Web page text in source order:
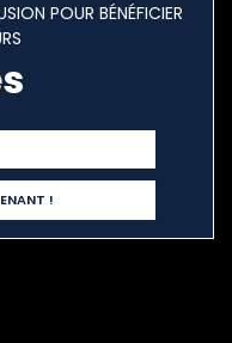
POUR BÉNÉFICIER